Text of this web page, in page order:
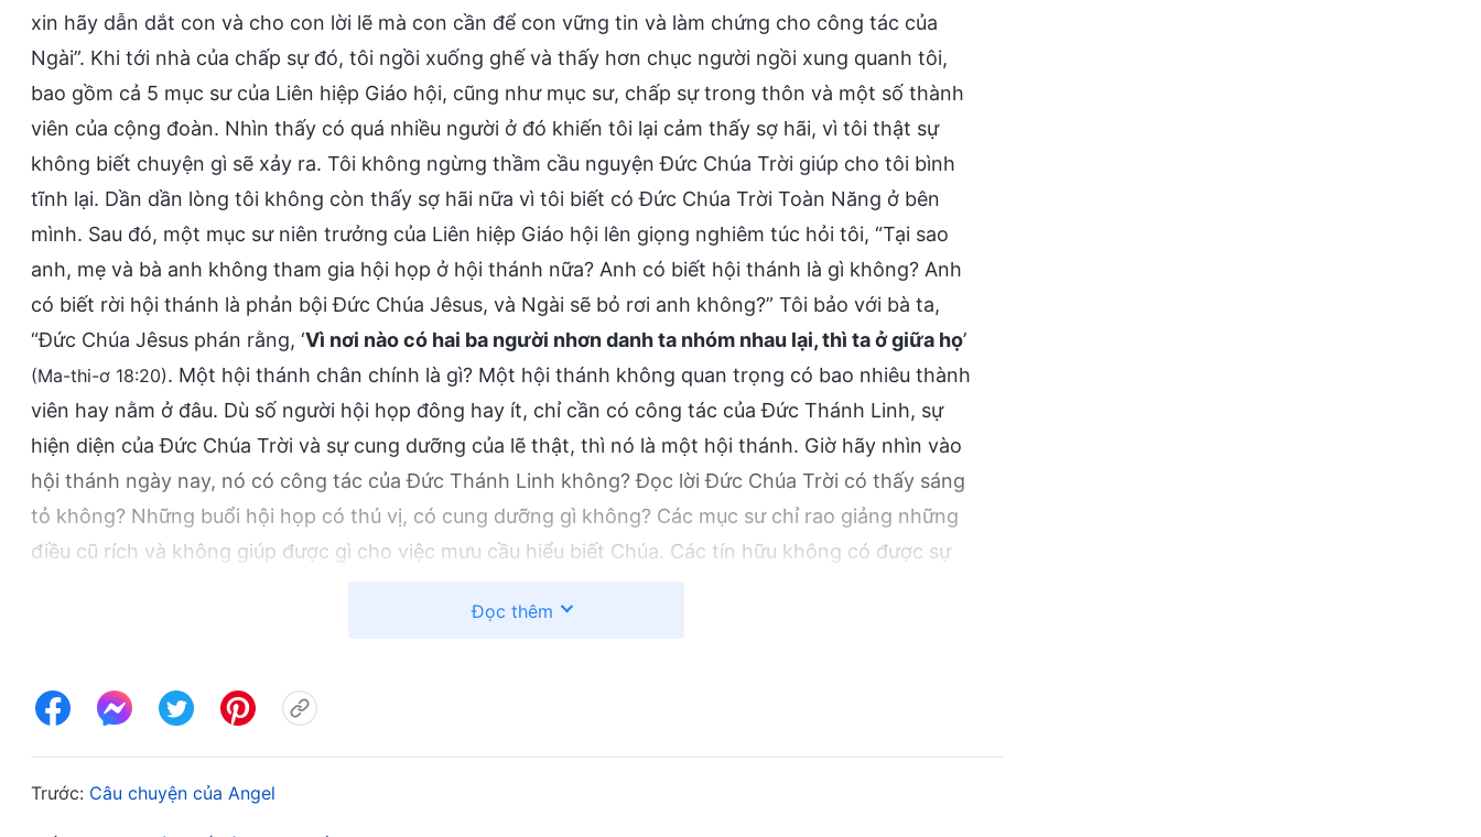
xin hãy dẫn dắt con và cho con lời lẽ mà con cần để con vững tin và làm chứng cho công tác của
Ngài”. Khi tới nhà của chấp sự đó, tôi ngồi xuống ghế và thấy hơn chục người ngồi xung quanh tôi,
bao gồm cả 5 mục sư của Liên hiệp Giáo hội, cũng như mục sư, chấp sự trong thôn và một số thành
viên của cộng đoàn. Nhìn thấy có quá nhiều người ở đó khiến tôi lại cảm thấy sợ hãi, vì tôi thật sự
không biết chuyện gì sẽ xảy ra. Tôi không ngừng thầm cầu nguyện Đức Chúa Trời giúp cho tôi bình
tĩnh lại. Dần dần lòng tôi không còn thấy sợ hãi nữa vì tôi biết có Đức Chúa Trời Toàn Năng ở bên
mình. Sau đó, một mục sư niên trưởng của Liên hiệp Giáo hội lên giọng nghiêm túc hỏi tôi, “Tại sao
anh, mẹ và bà anh không tham gia hội họp ở hội thánh nữa? Anh có biết hội thánh là gì không? Anh
có biết rời hội thánh là phản bội Đức Chúa Jêsus, và Ngài sẽ bỏ rơi anh không?” Tôi bảo với bà ta,
“Đức Chúa Jêsus phán rằng, ‘Vì nơi nào có hai ba người nhơn danh ta nhóm nhau lại, thì ta ở giữa họ’
(Ma-thi-ơ 18:20). Một hội thánh chân chính là gì? Một hội thánh không quan trọng có bao nhiêu thành
viên hay nằm ở đâu. Dù số người hội họp đông hay ít, chỉ cần có công tác của Đức Thánh Linh, sự
hiện diện của Đức Chúa Trời và sự cung dưỡng của lẽ thật, thì nó là một hội thánh. Giờ hãy nhìn vào
hội thánh ngày nay, nó có công tác của Đức Thánh Linh không? Đọc lời Đức Chúa Trời có thấy sáng
tỏ không? Những buổi hội họp có thú vị, có cung dưỡng gì không? Các mục sư chỉ rao giảng những
điều cũ rích và không giúp được gì cho việc mưu cầu hiểu biết Chúa. Các tín hữu không có được sự
hệt như đền thờ thời Đức Chúa Jêsus – nó đã đánh mất công tác của Đức Thánh Linh và không thể
Năng và ngừng hội họp ở hội thánh à? Là vì mọi lời Đức Chúa Trời Toàn Năng bày tỏ chính là lẽ thật.
Đức Chúa Trời Toàn Năng đã tỏ lộ nhiều lẽ nhiệm mầu bí ẩn của Kinh Thánh. Đọc lời Đức Chúa Trời
Toàn Năng thực sự giúp tôi đại khai nhãn giới, trong lòng sáng tỏ và linh hồn được cung dưỡng. Đây
chính là thành quả từ công tác của Đức Thánh Linh. Đức Chúa Trời Toàn Năng là sự xuất hiện của
Đọc thêm
Trước: Câu chuyện của Angel